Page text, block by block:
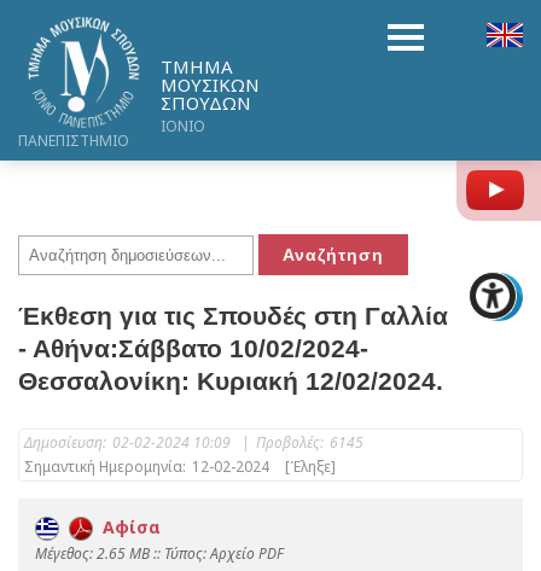
ΤΜΗΜΑ
ΜΟΥΣΙΚΩΝ
ΣΠΟΥΔΩΝ
ΙΟΝΙΟ
ΠΑΝΕΠΙΣΤΗΜΙΟ
Έκθεση για τις Σπουδές στη Γαλλία
- Αθήνα:Σάββατο 10/02/2024-
Θεσσαλονίκη: Κυριακή 12/02/2024.
Δημοσίευση: 02-02-2024 10:09 | Προβολές: 6145
Σημαντική Ημερομηνία: 12-02-2024 [Έληξε]
Αφίσα
Mέγεθος: 2.65 MB :: Τύπος: Αρχείο PDF